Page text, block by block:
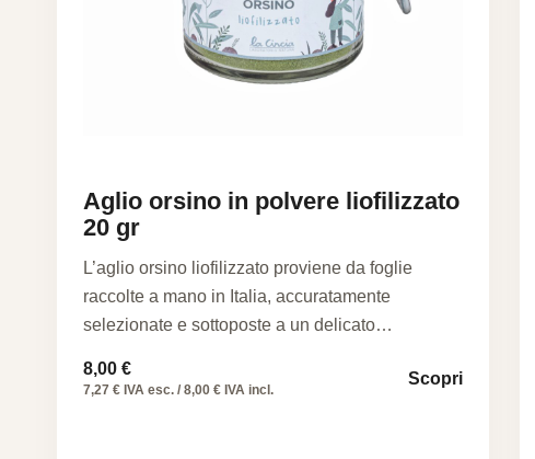
Aglio orsino in polvere liofilizzato
20 gr
L’aglio orsino liofilizzato proviene da foglie
raccolte a mano in Italia, accuratamente
selezionate e sottoposte a un delicato…
8,00 €
7,27 € IVA esc. / 8,00 € IVA incl.
Scopri